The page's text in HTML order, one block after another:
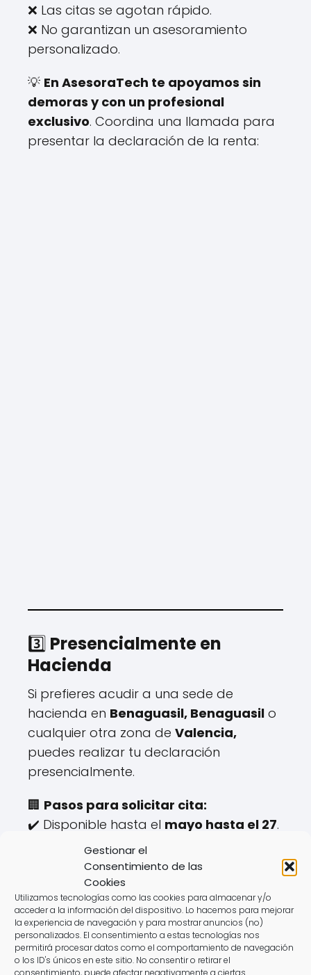
Gestionar el
Consentimiento de las
Cookies
Utilizamos tecnologías como las cookies para almacenar y/o
acceder a la información del dispositivo. Lo hacemos para mejorar
la experiencia de navegación y para mostrar anuncios (no)
personalizados. El consentimiento a estas tecnologías nos
permitirá procesar datos como el comportamiento de navegación
o los ID's únicos en este sitio. No consentir o retirar el
consentimiento, puede afectar negativamente a ciertas
❌ Las citas se agotan rápido.
❌ No garantizan un asesoramiento
personalizado.
💡 En AsesoraTech te apoyamos sin
demoras y con un profesional
exclusivo. Coordina una llamada para
presentar la declaración de la renta:
3️⃣ Presencialmente en
Hacienda
Si prefieres acudir a una sede de
hacienda en Benaguasil, Benaguasil o
cualquier otra zona de Valencia,
puedes realizar tu declaración
presencialmente.
🏢 Pasos para solicitar cita:
✔️ Disponible hasta el mayo hasta el 27.
✔️ Se gestiona a través de la web o
teléfono de laAgencia Tributaria
✔️ Requiere aportar documentación
específica.
⚠️Desventajas:
❌ Horarios limitados.